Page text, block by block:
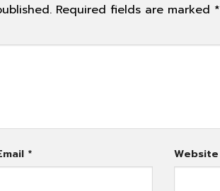
Required fields are marked *
* Website